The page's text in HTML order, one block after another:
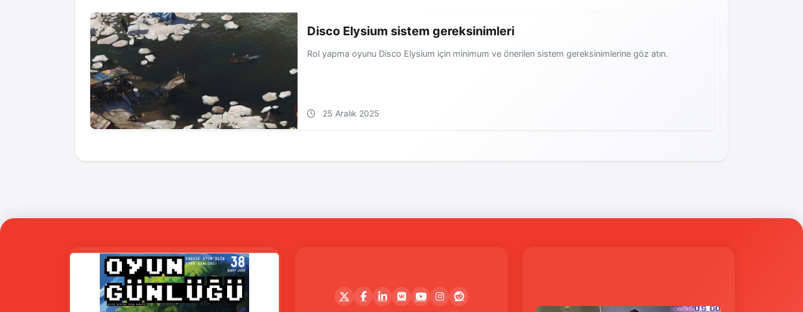
Disco Elysium sistem gereksinimleri
Rol yapma oyunu Disco Elysium için minimum ve önerilen sistem gereksinimlerine göz atın.
25 Aralık 2025